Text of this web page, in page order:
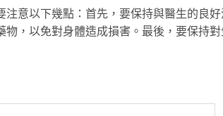
意以下幾點：首先，要保持與醫生的良
，以免對身體造成損害。最後，要保持